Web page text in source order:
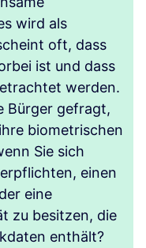
wird als
oft, dass
ist und dass
werden.
Bürger gefragt,
biometrischen
Sie sich
einen
eine
zu besitzen, die
enthält?